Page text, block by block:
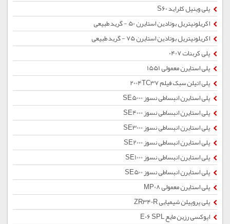
پلی وینیل کلراید S60
اکریلونیتریل بوتادین استایرن 50 - گرید طبیعی
اکریلونیتریل بوتادین استایرن 75 - گرید طبیعی
پلی کربنات 0407
پلی استایرن معمولی 1551
پلی اتیلن سبک فیلم 2004TC37
پلی استایرن انبساطی نسوز SE5000
پلی استایرن انبساطی نسوز SE4000
پلی استایرن انبساطی نسوز SE3000
پلی استایرن انبساطی نسوز SE2000
پلی استایرن انبساطی نسوز SE1000
پلی استایرن انبساطی نسوز SE500
پلی استایرن معمولی MP08
پلی پروپیلن شیمیایی ZR340R
اپوکسی رزین مایع E06 SPL